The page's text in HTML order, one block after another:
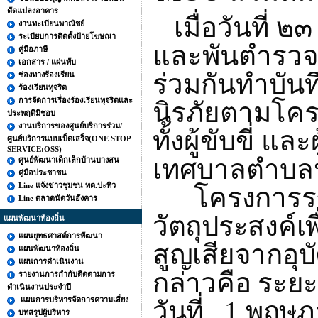
ดัดแปลงอาคาร
งานทะเบียนพาณิชย์
ระเบียบการติดตั้งป้ายโฆษณา
คู่มือภาษี
เอกสาร / แผ่นพับ
ช่องทางร้องเรียน
ร้องเรียนทุจริต
การจัดการเรื่องร้องเรียนทุจริตและ
ประพฤติมิชอบ
งานบริการของศูนย์บริการร่วม/
ศูนย์บริการแบบเบ็ดเสร็จ(ONE STOP
SERVICE:OSS)
ศูนย์พัฒนาเด็กเล็กบ้านบางสน
คู่มือประชาชน
Line แจ้งข่าวชุมชน ทต.ปะทิว
Line ตลาดนัดวันอังคาร
แผนพัฒนาท้องถิ่น
แผนยุทธศาสต์การพัฒนา
แผนพัฒนาท้องถิ่น
แผนการดำเนินงาน
รายงานการกำกับติดตามการ
ดำเนินงานประจำปี
แผนการบริหารจัดการความเสี่ยง
บทสรุปผู้บริหาร
เมื่อวันที่ ๒
และพันตำรว
ร่วมกันทำบัน
นิรภัยตามโค
ทั้งผู้ขับขี่ แล
เทศบาลตำบ
โครงการร
วัตถุประสงค์
สูญเสียจากอุ
กล่าวคือ ระย
วันที่ 1 พฤษภ